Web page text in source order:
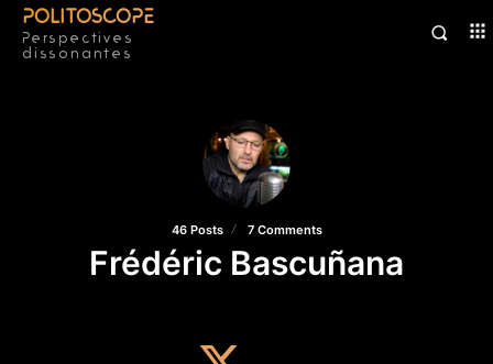
POLITOSCOPE
Perspectives
dissonantes
46 Posts 7 Comments
Frédéric Bascuñana